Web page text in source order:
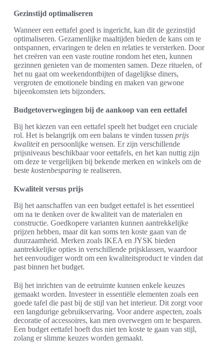
Gezinstijd optimaliseren
Wanneer een eettafel goed is ingericht, kan dit de gezinstijd
optimaliseren. Gezamenlijke maaltijden bieden de kans om te
ontspannen, ervaringen te delen en relaties te versterken. Door
het creëren van een vaste routine rondom het eten, kunnen
gezinnen genieten van de momenten samen. Deze rituelen, of
het nu gaat om weekendontbijten of dagelijkse diners,
vergroten de emotionele binding en maken van gewone
bijeenkomsten iets bijzonders.
Budgetoverwegingen bij de aankoop van een eettafel
Bij het kiezen van een eettafel speelt het budget een cruciale
rol. Het is belangrijk om een balans te vinden tussen prijs
kwaliteiten persoonlijke wensen. Er zijn verschillende
prijsniveaus beschikbaar voor eettafels, en het kan nuttig zijn
om deze te vergelijken bij bekende merken en winkels om de
beste kostenbesparing te realiseren.
Kwaliteit versus prijs
Bij het aanschaffen van een budget eettafel is het essentieel
om na te denken over de kwaliteit van de materialen en
constructie. Goedkopere varianten kunnen aantrekkelijke
prijzen hebben, maar dit kan soms ten koste gaan van de
duurzaamheid. Merken zoals IKEA en JYSK bieden
aantrekkelijke opties in verschillende prijsklassen, waardoor
het eenvoudiger wordt om een kwaliteitsproduct te vinden dat
past binnen het budget.
Bij het inrichten van de eetruimte kunnen enkele keuzes
gemaakt worden. Investeer in essentiële elementen zoals een
goede tafel die past bij de stijl van het interieur. Dit zorgt voor
een langdurige gebruikservaring. Voor andere aspecten, zoals
decoratie of accessoires, kan men overwegen om te besparen.
Een budget eettafel hoeft dus niet ten koste te gaan van stijl,
zolang er slimme keuzes worden gemaakt.